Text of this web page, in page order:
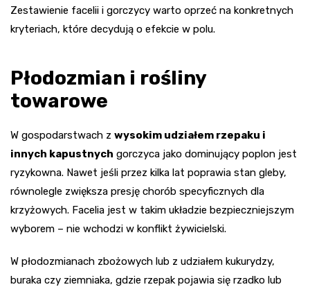
Zestawienie facelii i gorczycy warto oprzeć na konkretnych
kryteriach, które decydują o efekcie w polu.
Płodozmian i rośliny
towarowe
W gospodarstwach z wysokim udziałem rzepaku i
innych kapustnych gorczyca jako dominujący poplon jest
ryzykowna. Nawet jeśli przez kilka lat poprawia stan gleby,
równolegle zwiększa presję chorób specyficznych dla
krzyżowych. Facelia jest w takim układzie bezpieczniejszym
wyborem – nie wchodzi w konflikt żywicielski.
W płodozmianach zbożowych lub z udziałem kukurydzy,
buraka czy ziemniaka, gdzie rzepak pojawia się rzadko lub